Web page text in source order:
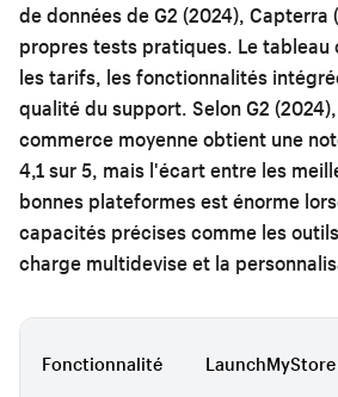
de données de G2 (2024), Capterra
propres tests pratiques. Le tableau
les tarifs, les fonctionnalités
qualité du support. Selon G2
commerce moyenne obtient une
4,1 sur 5, mais l'écart entre les
bonnes plateformes est énorme
capacités précises comme les
charge multidevise et la
Fonctionnalité LaunchMyStore